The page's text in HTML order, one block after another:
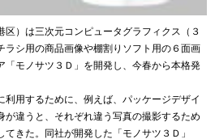
区）は三次元コンピュータグラフィクス（３
ラシ用の商品画像や棚割りソフト用の６面画
「モノサツ３Ｄ」を開発し、今春から本格発
用するために、例えば、パッケージデザイ
が違うと、それぞれ違う写真の撮影するため
きた。同社が開発した「モノサツ３Ｄ」